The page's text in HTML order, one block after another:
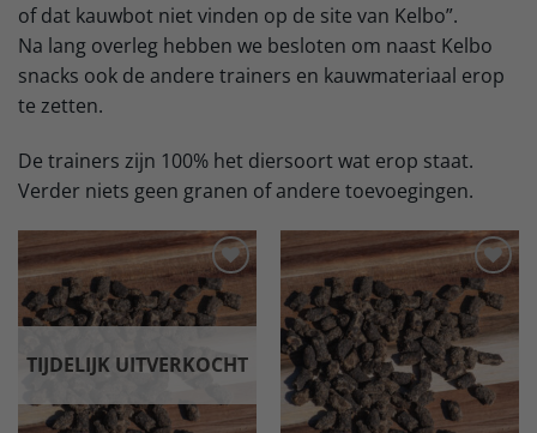
of dat kauwbot niet vinden op de site van Kelbo”.
Na lang overleg hebben we besloten om naast Kelbo
snacks ook de andere trainers en kauwmateriaal erop
te zetten.
De trainers zijn 100% het diersoort wat erop staat.
Verder niets geen granen of andere toevoegingen.
Toevoegen
aan
verlanglijst
TIJDELIJK UITVERKOCHT
Toevoegen
aan
verlanglijst